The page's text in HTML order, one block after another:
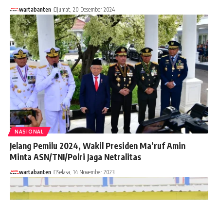
wartabanten Jumat, 20 Desember 2024
NASIONAL
Jelang Pemilu 2024, Wakil Presiden Ma’ruf Amin
Minta ASN/TNI/Polri Jaga Netralitas
wartabanten Selasa, 14 November 2023